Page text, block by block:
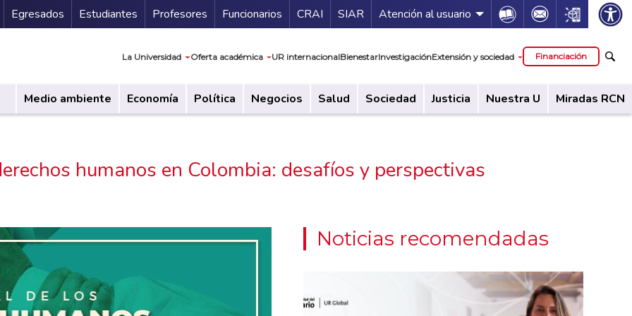
Secundario
Egresados Estudiantes Profesores Funcionarios Guía de servicios
CRAI SIAR Atención al usuario Icon Icon Icon
La Universidad Oferta académica UR internacionalBienestarInvestigaciónExtensión y sociedad Financiación
Medio ambiente Economía Política Negocios Salud Sociedad Justicia Nuestra U Miradas RCN
humanos en Colombia: desafíos y perspectivas
Noticias recomendadas